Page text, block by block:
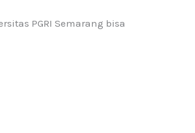
PGRI Semarang bisa